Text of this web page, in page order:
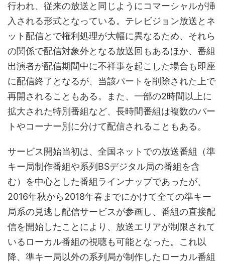
行われ、従来の放送と同じようにコマーシャルが挿
入される形式となっている。テレビジョン放送とネ
ット配信とで権利処理が大幅に異なるため、それら
の関係で配信対象外となる放送回もあるほか、番組
出演者が配信期間中に不祥事を起こした場合も即座
に配信終了となるが、当該パートを削除された上で
再開されることもある。また、一部の2時間以上に
拡大された特別番組など、長時間番組は複数のパー
トやコーナー別に分けて配信されることもある。
サービス開始当初は、全国ネットでの放送番組（準
キー局制作番組や系列BSデジタル局の番組を含
む）を中心とした番組ラインナップであったが、
2016年秋から2018年春までにかけて全ての準キー
局系の見逃し配信サービスが参画し、番組の直接配
信を開始したことにより、放送エリアが制限されて
いるローカル番組の視聴も可能となった。これ以
降、準キー局以外の系列局が制作したローカル番組